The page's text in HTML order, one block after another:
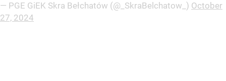
— PGE GiEK Skra Bełchatów (@_SkraBelchatow_) October
27, 2024